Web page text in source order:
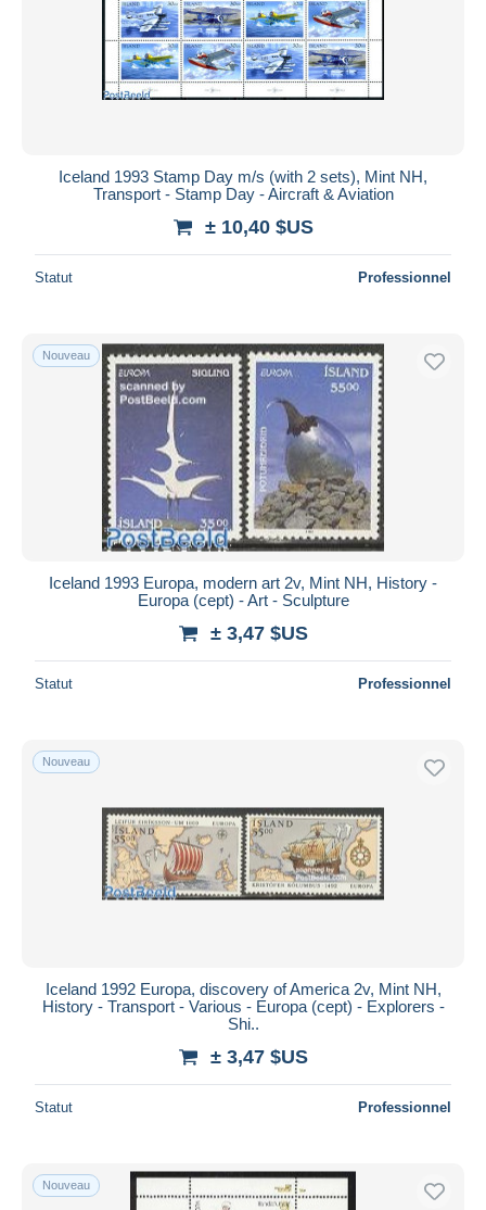
Iceland 1993 Stamp Day m/s (with 2 sets), Mint NH,
Transport - Stamp Day - Aircraft & Aviation
± 10,40 $US
Statut Professionnel
Nouveau
Iceland 1993 Europa, modern art 2v, Mint NH, History -
Europa (cept) - Art - Sculpture
± 3,47 $US
Statut Professionnel
Nouveau
Iceland 1992 Europa, discovery of America 2v, Mint NH,
History - Transport - Various - Europa (cept) - Explorers -
Shi..
± 3,47 $US
Statut Professionnel
Nouveau